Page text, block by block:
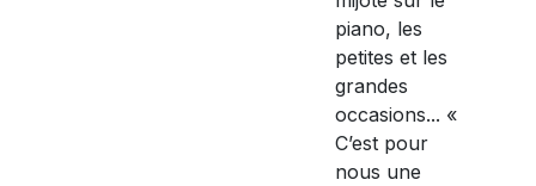
piano, les
petites et les
grandes
occasions... «
C’est pour
nous une